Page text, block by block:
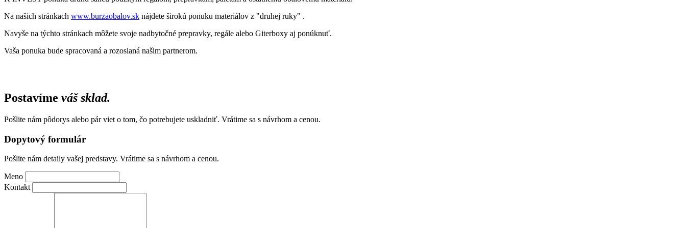
Na našich stránkach www.burzaobalov.sk nájdete širokú ponuku materiálov z "druhej ruky" .
Navyše na týchto stránkach môžete svoje nadbytočné prepravky, regále alebo Giterboxy aj ponúknuť.
Vaša ponuka bude spracovaná a rozoslaná našim partnerom.
Postavíme váš sklad.
Pošlite nám pôdorys alebo pár viet o tom, čo potrebujete uskladniť. Vrátime sa s návrhom a cenou.
Dopytový formulár
Pošlite nám detaily vašej predstavy. Vrátime sa s návrhom a cenou.
Meno
Kontakt